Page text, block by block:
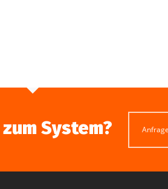
System?